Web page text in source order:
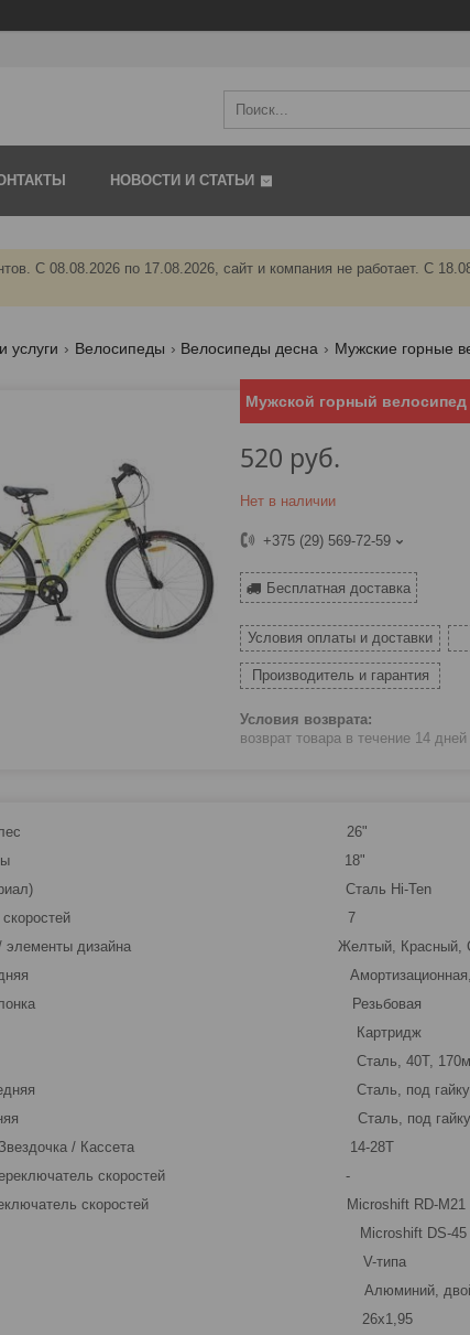
НОВОСТИ И СТАТЬИ
C 08.08.2026 по 17.08.2026, сайт и компания не работает. С
услуги Велосипеды Велосипеды десна Мужские горные
Мужской горный велосипед
520 руб.
Нет в наличии
+375 (29) 569-72-59
Бесплатная доставка
Условия оплаты и доставки
Производитель и гарантия
возврат товара в течение 14 дней
колес 26"
рамы 18"
(материал) Сталь Hi-Ten
скоростей 7
/ элементы дизайна Желтый, Красный,
передняя Амортизационная, ход
колонка Резьбовая
Картридж
Сталь, 40Т,
передняя Сталь, под гайку
задняя Сталь, под гайку
/ Звездочка / Кассета 14-28T
переключатель скоростей -
скоростей Microshift RD-M21
Microshift DS-45
V-типа
Алюминий,
26х1,95